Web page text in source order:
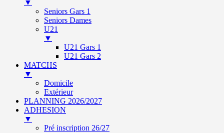
▼
Seniors Gars 1
Seniors Dames
U21
▼
U21 Gars 1
U21 Gars 2
MATCHS
▼
Domicile
Extérieur
PLANNING 2026/2027
ADHESION
▼
Pré inscription 26/27